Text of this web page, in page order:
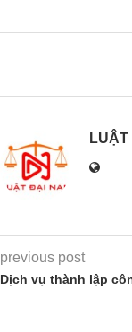
previous post
Dịch vụ thành lập